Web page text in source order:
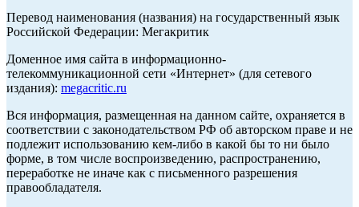
Перевод наименования (названия) на государственный язык
Российской Федерации: Мегакритик
Доменное имя сайта в информационно-
телекоммуникационной сети «Интернет» (для сетевого
издания): megacritic.ru
Вся информация, размещенная на данном сайте, охраняется в
соответствии с законодательством РФ об авторском праве и не
подлежит использованию кем-либо в какой бы то ни было
форме, в том числе воспроизведению, распространению,
переработке не иначе как с письменного разрешения
правообладателя.